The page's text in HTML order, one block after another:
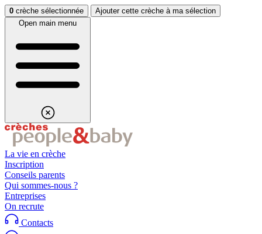
Aller au contenuAller au footer
0 crèche sélectionnée
Ajouter cette crèche à ma sélection
Open main menu
La vie en crèche
Inscription
Conseils parents
Qui sommes-nous ?
Entreprises
On recrute
Contacts